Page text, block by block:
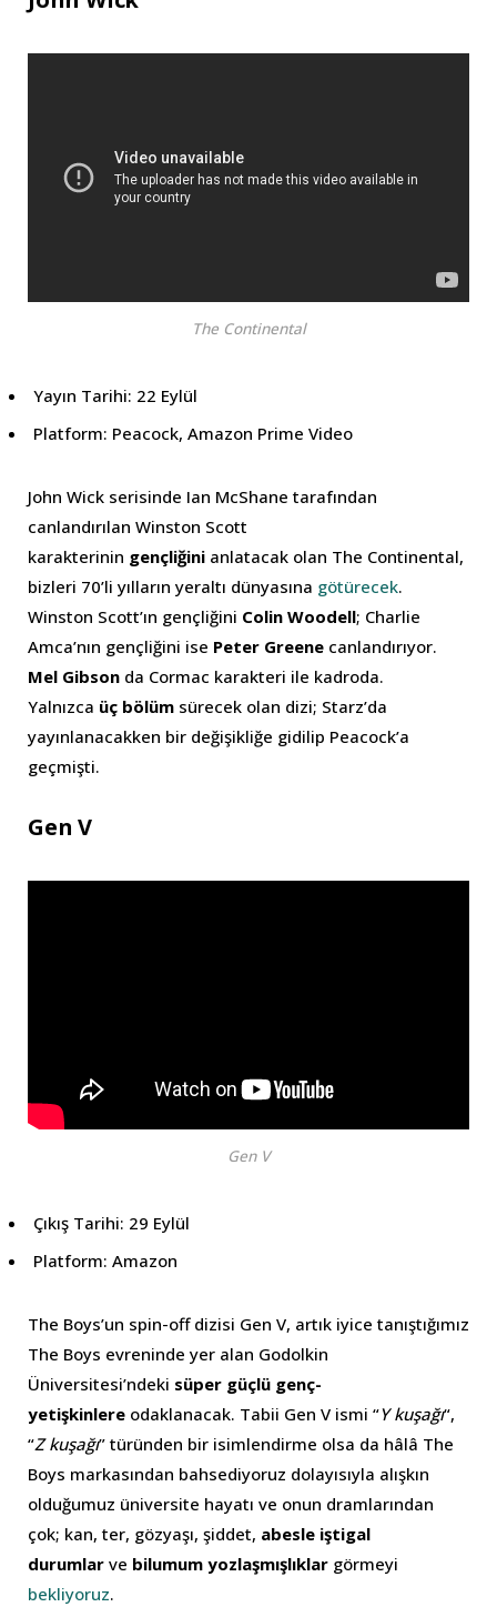
The Continental
Yayın Tarihi: 22 Eylül
Platform: Peacock, Amazon Prime Video
John Wick serisinde Ian McShane tarafından
canlandırılan Winston Scott
karakterinin gençliğini anlatacak olan The Continental,
bizleri 70’li yılların yeraltı dünyasına götürecek.
Winston Scott’ın gençliğini Colin Woodell; Charlie
Amca’nın gençliğini ise Peter Greene canlandırıyor.
Mel Gibson da Cormac karakteri ile kadroda.
Yalnızca üç bölüm sürecek olan dizi; Starz’da
yayınlanacakken bir değişikliğe gidilip Peacock’a
geçmişti.
Gen V
Gen V
Çıkış Tarihi: 29 Eylül
Platform: Amazon
The Boys’un spin-off dizisi Gen V, artık iyice tanıştığımız
The Boys evreninde yer alan Godolkin
Üniversitesi’ndeki süper güçlü genç-
yetişkinlere odaklanacak. Tabii Gen V ismi “Y kuşağı“,
“Z kuşağı” türünden bir isimlendirme olsa da hâlâ The
Boys markasından bahsediyoruz dolayısıyla alışkın
olduğumuz üniversite hayatı ve onun dramlarından
çok; kan, ter, gözyaşı, şiddet, abesle iştigal
durumlar ve bilumum yozlaşmışlıklar görmeyi
bekliyoruz.